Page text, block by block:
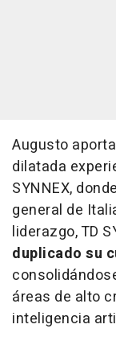
Augusto
dilatada
SYNNEX,
general de
liderazgo, TD
duplicado su
áreas de alto
inteligencia